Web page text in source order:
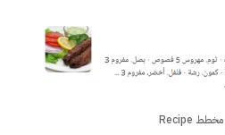
مخطط Recipe